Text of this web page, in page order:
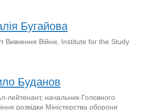
Бугайова
Вивчення Війни, Institute for the Study
Буданов
лейтенант, начальник Головного
розвідки Міністерства оборони